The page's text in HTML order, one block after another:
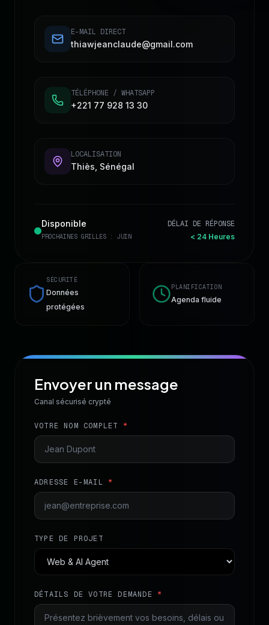
E-MAIL DIRECT
thiawjeanclaude@gmail.com
TÉLÉPHONE / WHATSAPP
+221 77 928 13 30
LOCALISATION
Thiès, Sénégal
Disponible
PROCHAINES GRILLES : JUIN
DÉLAI DE RÉPONSE
< 24 Heures
SÉCURITÉ
Données
protégées
PLANIFICATION
Agenda fluide
Envoyer un message
Canal sécurisé crypté
VOTRE NOM COMPLET *
ADRESSE E-MAIL *
TYPE DE PROJET
DÉTAILS DE VOTRE DEMANDE *